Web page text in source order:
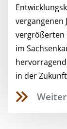
vergangenen
vergrößerten
im
in der